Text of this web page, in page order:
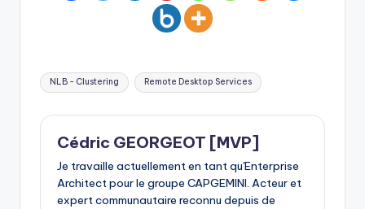
Tags:
NLB - Clustering Remote Desktop Services
Cédric GEORGEOT [MVP]
Je travaille actuellement en tant qu'Enterprise
Architect pour le groupe CAPGEMINI. Acteur et
expert communautaire reconnu depuis de